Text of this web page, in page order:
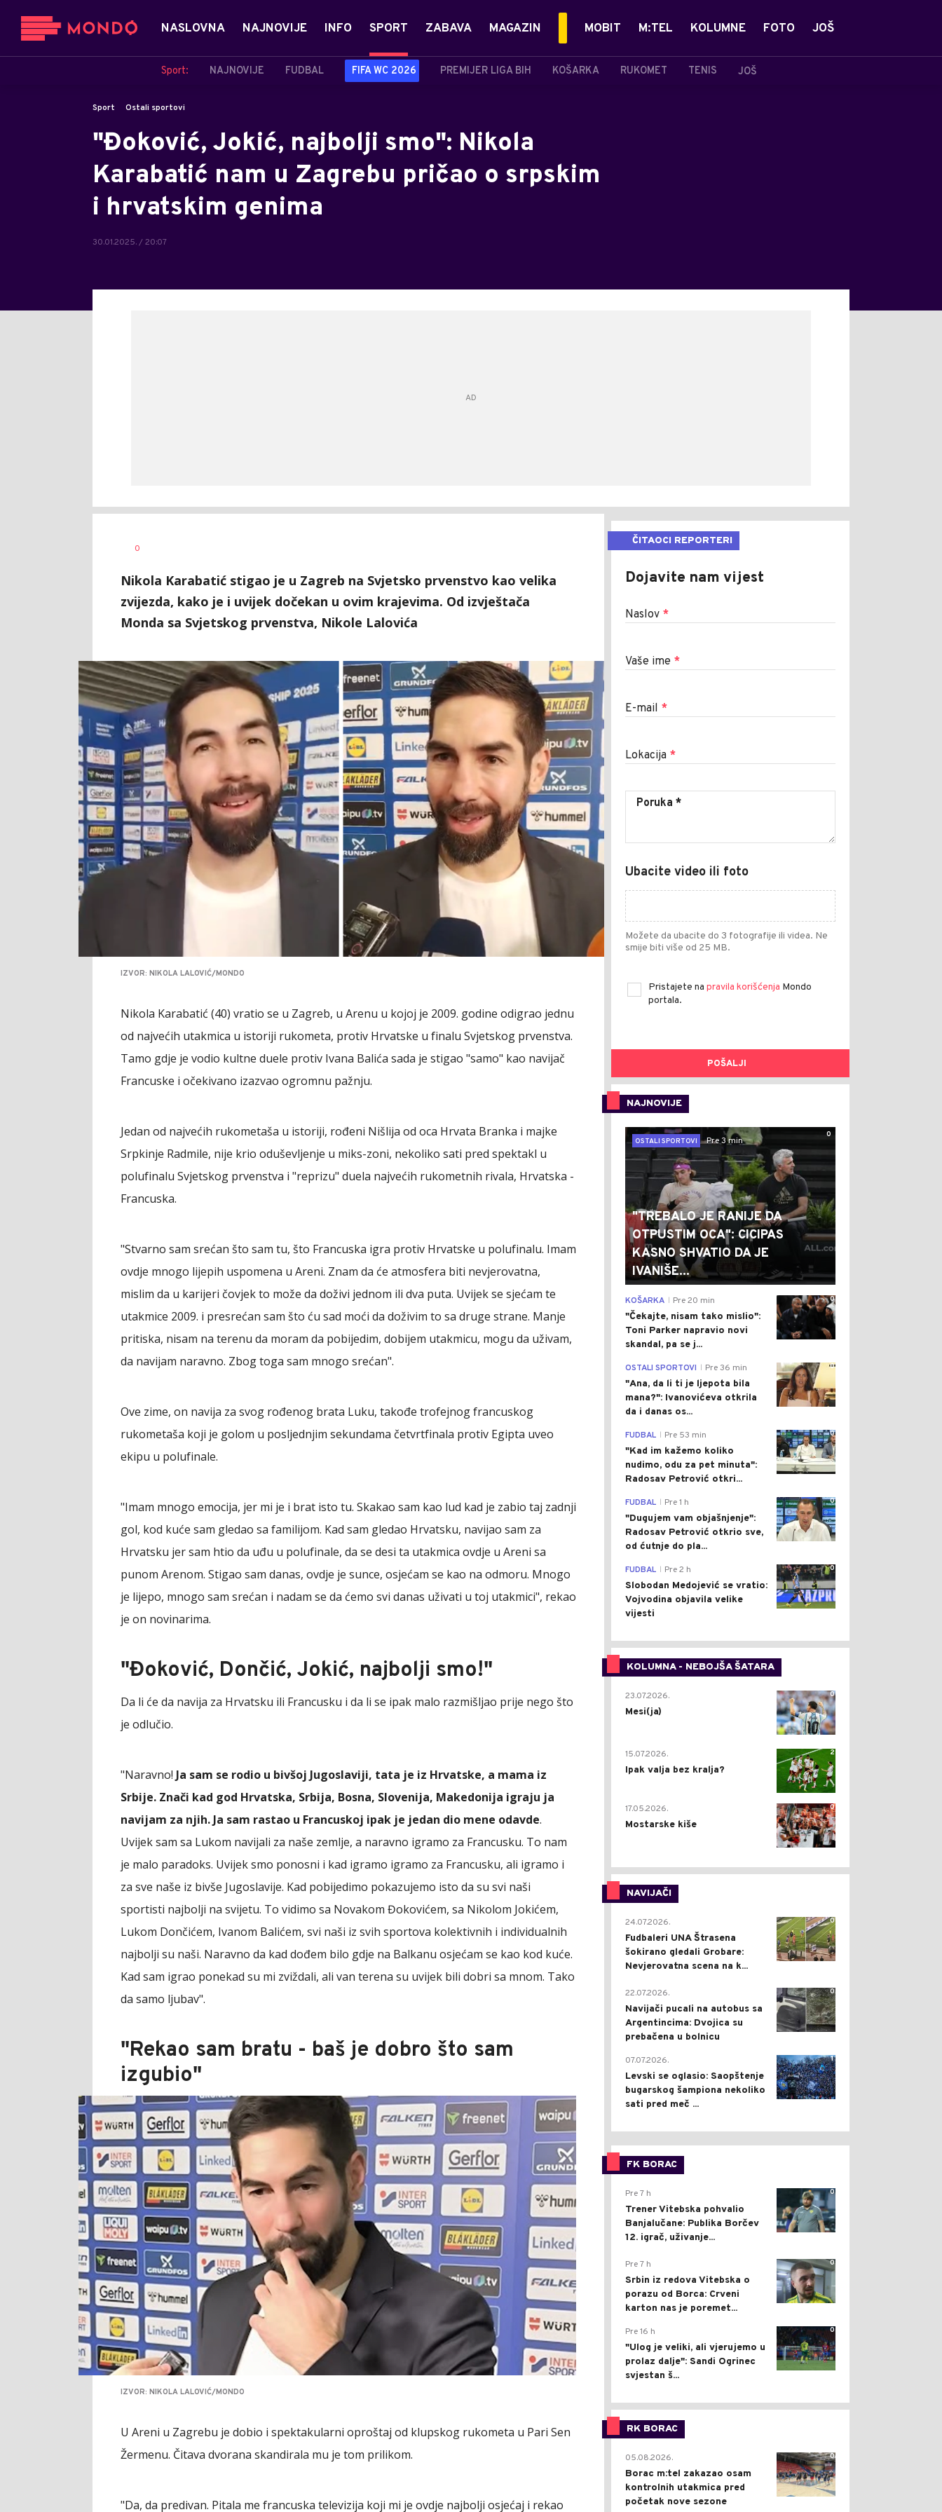
NASLOVNA NAJNOVIJE INFO SPORT
Sport: NAJNOVIJE FUDBAL FIFA WC 2026 PREMIJER LIGA BIH KOŠARKA RUKOMET TENIS JOŠ
ZABAVA MAGAZIN MOBIT M:TEL KOLUMNE FOTO JOŠ
Sport Ostali sportovi
"Đoković, Jokić, najbolji smo": Nikola
Karabatić nam u Zagrebu pričao o srpskim
i hrvatskim genima
30.01.2025. / 20:07
AUTOR
0
Nikola Karabatić stigao je u Zagreb na Svjetsko prvenstvo kao velika
zvijezda, kako je i uvijek dočekan u ovim krajevima. Od izvještača
Monda sa Svjetskog prvenstva, Nikole Lalovića
IZVOR: NIKOLA LALOVIĆ/MONDO
Nikola Karabatić (40) vratio se u Zagreb, u Arenu u kojoj je 2009. godine odigrao jednu
od najvećih utakmica u istoriji rukometa, protiv Hrvatske u finalu Svjetskog prvenstva.
Tamo gdje je vodio kultne duele protiv Ivana Balića sada je stigao "samo" kao navijač
Francuske i očekivano izazvao ogromnu pažnju.
Jedan od najvećih rukometaša u istoriji, rođeni Nišlija od oca Hrvata Branka i majke
Srpkinje Radmile, nije krio oduševljenje u miks-zoni, nekoliko sati pred spektakl u
polufinalu Svjetskog prvenstva i "reprizu" duela najvećih rukometnih rivala, Hrvatska -
Francuska.
"Stvarno sam srećan što sam tu, što Francuska igra protiv Hrvatske u polufinalu. Imam
ovdje mnogo lijepih uspomena u Areni. Znam da će atmosfera biti nevjerovatna,
mislim da u karijeri čovjek to može da doživi jednom ili dva puta. Uvijek se sjećam te
utakmice 2009. i presrećan sam što ću sad moći da doživim to sa druge strane. Manje
pritiska, nisam na terenu da moram da pobijedim, dobijem utakmicu, mogu da uživam,
da navijam naravno. Zbog toga sam mnogo srećan".
Ove zime, on navija za svog rođenog brata Luku, takođe trofejnog francuskog
rukometaša koji je golom u posljednjim sekundama četvrtfinala protiv Egipta uveo
ekipu u polufinale.
"Imam mnogo emocija, jer mi je i brat isto tu. Skakao sam kao lud kad je zabio taj zadnji
gol, kod kuće sam gledao sa familijom. Kad sam gledao Hrvatsku, navijao sam za
Hrvatsku jer sam htio da uđu u polufinale, da se desi ta utakmica ovdje u Areni sa
punom Arenom. Stigao sam danas, ovdje je sunce, osjećam se kao na odmoru. Mnogo
je lijepo, mnogo sam srećan i nadam se da ćemo svi danas uživati u toj utakmici", rekao
je on novinarima.
"Đoković, Dončić, Jokić, najbolji smo!"
Da li će da navija za Hrvatsku ili Francusku i da li se ipak malo razmišljao prije nego što
je odlučio.
"Naravno! Ja sam se rodio u bivšoj Jugoslaviji, tata je iz Hrvatske, a mama iz
Srbije. Znači kad god Hrvatska, Srbija, Bosna, Slovenija, Makedonija igraju ja
navijam za njih. Ja sam rastao u Francuskoj ipak je jedan dio mene odavde.
Uvijek sam sa Lukom navijali za naše zemlje, a naravno igramo za Francusku. To nam
je malo paradoks. Uvijek smo ponosni i kad igramo igramo za Francusku, ali igramo i
za sve naše iz bivše Jugoslavije. Kad pobijedimo pokazujemo isto da su svi naši
sportisti najbolji na svijetu. To vidimo sa Novakom Đokovićem, sa Nikolom Jokićem,
Lukom Dončićem, Ivanom Balićem, svi naši iz svih sportova kolektivnih i individualnih
najbolji su naši. Naravno da kad dođem bilo gdje na Balkanu osjećam se kao kod kuće.
Kad sam igrao ponekad su mi zviždali, ali van terena su uvijek bili dobri sa mnom. Tako
da samo ljubav".
"Rekao sam bratu - baš je dobro što sam
izgubio"
IZVOR: NIKOLA LALOVIĆ/MONDO
U Areni u Zagrebu je dobio i spektakularni oproštaj od klupskog rukometa u Pari Sen
Žermenu. Čitava dvorana skandirala mu je tom prilikom.
"Da, da predivan. Pitala me francuska televizija koji mi je ovdje najbolji osjećaj i rekao
ČITAOCI REPORTERI
Dojavite nam vijest
Naslov *
Vaše ime *
E-mail *
Lokacija *
Ubacite video ili foto
Možete da ubacite do 3 fotografije ili videa. Ne
smije biti više od 25 MB.
Pristajete na pravila korišćenja Mondo
portala.
POŠALJI
NAJNOVIJE
0
OSTALI SPORTOVI
Pre 3 min
"TREBALO JE RANIJE DA
OTPUSTIM OCA": CICIPAS
KASNO SHVATIO DA JE
IVANIŠE...
0
KOŠARKA Pre 20 min
"Čekajte, nisam tako mislio":
Toni Parker napravio novi
skandal, pa se j...
0
OSTALI SPORTOVI Pre 36 min
"Ana, da li ti je ljepota bila
mana?": Ivanovićeva otkrila
da i danas os...
0
FUDBAL Pre 53 min
"Kad im kažemo koliko
nudimo, odu za pet minuta":
Radosav Petrović otkri...
0
FUDBAL Pre 1 h
"Dugujem vam objašnjenje":
Radosav Petrović otkrio sve,
od ćutnje do pla...
0
FUDBAL Pre 2 h
Slobodan Medojević se vratio:
Vojvodina objavila velike
vijesti
KOLUMNA - NEBOJŠA ŠATARA
0
23.07.2026.
Mesi(ja)
2
15.07.2026.
Ipak valja bez kralja?
0
17.05.2026.
Mostarske kiše
NAVIJAČI
0
24.07.2026.
Fudbaleri UNA Štrasena
šokirano gledali Grobare:
Nevjerovatna scena na k...
0
22.07.2026.
Navijači pucali na autobus sa
Argentincima: Dvojica su
prebačena u bolnicu
1
07.07.2026.
Levski se oglasio: Saopštenje
bugarskog šampiona nekoliko
sati pred meč ...
FK BORAC
0
Pre 7 h
Trener Vitebska pohvalio
Banjalučane: Publika Borčev
12. igrač, uživanje...
0
Pre 7 h
Srbin iz redova Vitebska o
porazu od Borca: Crveni
karton nas je poremet...
0
Pre 16 h
"Ulog je veliki, ali vjerujemo u
prolaz dalje": Sandi Ogrinec
svjestan š...
RK BORAC
0
05.08.2026.
Borac m:tel zakazao osam
kontrolnih utakmica pred
početak nove sezone